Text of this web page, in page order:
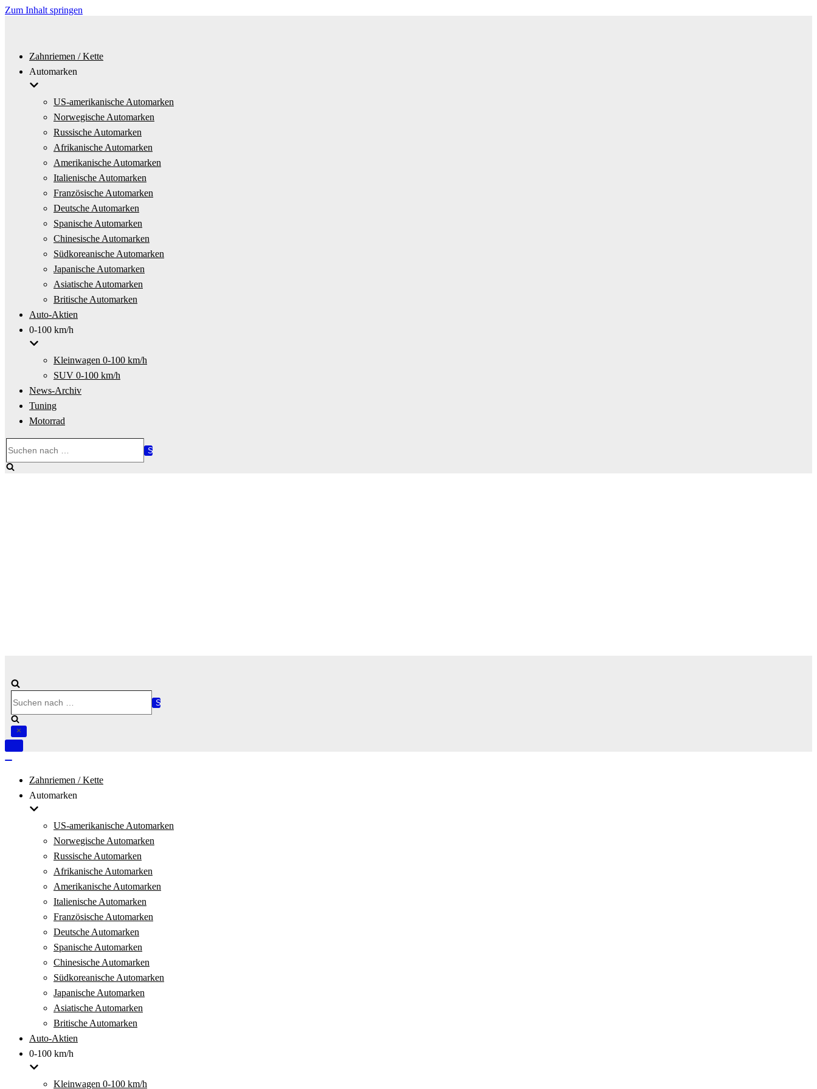
Zum Inhalt springen
Zahnriemen / Kette
Automarken
US-amerikanische Automarken
Norwegische Automarken
Russische Automarken
Afrikanische Automarken
Amerikanische Automarken
Italienische Automarken
Französische Automarken
Deutsche Automarken
Spanische Automarken
Chinesische Automarken
Südkoreanische Automarken
Japanische Automarken
Asiatische Automarken
Britische Automarken
Auto-Aktien
0-100 km/h
Kleinwagen 0-100 km/h
SUV 0-100 km/h
News-Archiv
Tuning
Motorrad
nach …
nach …
Navigation
Zahnriemen / Kette
Automarken
US-amerikanische Automarken
Norwegische Automarken
Russische Automarken
Afrikanische Automarken
Amerikanische Automarken
Italienische Automarken
Französische Automarken
Deutsche Automarken
Spanische Automarken
Chinesische Automarken
Südkoreanische Automarken
Japanische Automarken
Asiatische Automarken
Britische Automarken
Auto-Aktien
0-100 km/h
Kleinwagen 0-100 km/h